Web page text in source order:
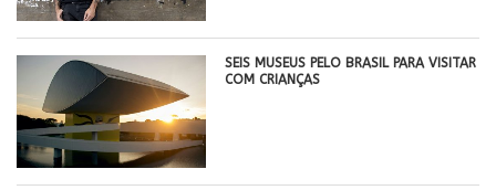
SEIS MUSEUS PELO BRASIL PARA VISITAR
COM CRIANÇAS